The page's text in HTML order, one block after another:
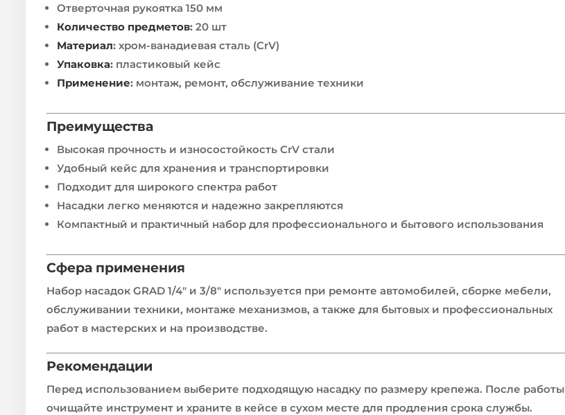
Отверточная рукоятка 150 мм
Количество предметов: 20 шт
Материал: хром-ванадиевая сталь (CrV)
Упаковка: пластиковый кейс
Применение: монтаж, ремонт, обслуживание техники
Преимущества
Высокая прочность и износостойкость CrV стали
Удобный кейс для хранения и транспортировки
Подходит для широкого спектра работ
Насадки легко меняются и надежно закрепляются
Компактный и практичный набор для профессионального и бытового использования
Сфера применения
Набор насадок GRAD 1/4″ и 3/8″ используется при ремонте автомобилей, сборке мебели,
обслуживании техники, монтаже механизмов, а также для бытовых и профессиональных
работ в мастерских и на производстве.
Рекомендации
Перед использованием выберите подходящую насадку по размеру крепежа. После работы
очищайте инструмент и храните в кейсе в сухом месте для продления срока службы.